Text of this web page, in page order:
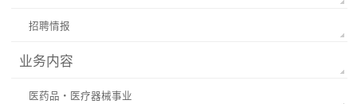
招聘情报
业务内容
医药品・医疗器械事业